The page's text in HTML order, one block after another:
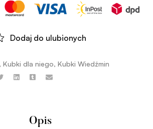
Dodaj do ulubionych
, Kubki dla niego, Kubki Wiedźmin
Opis